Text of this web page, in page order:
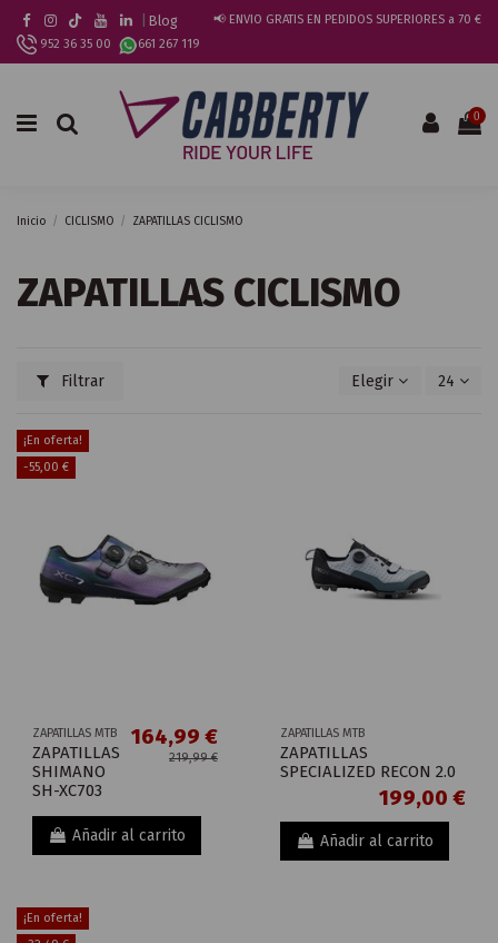
Blog
📢 ENVIO GRATIS EN PEDIDOS SUPERIORES a 70 €
952 36 35 00
661 267 119
0
Inicio CICLISMO ZAPATILLAS CICLISMO
ZAPATILLAS CICLISMO
Filtrar Elegir 24
¡En oferta!
-55,00 €
ZAPATILLAS MTB
ZAPATILLAS
SHIMANO
SH-XC703
164,99 €
219,99 €
Añadir al carrito
ZAPATILLAS MTB
ZAPATILLAS
SPECIALIZED RECON 2.0
199,00 €
Añadir al carrito
¡En oferta!